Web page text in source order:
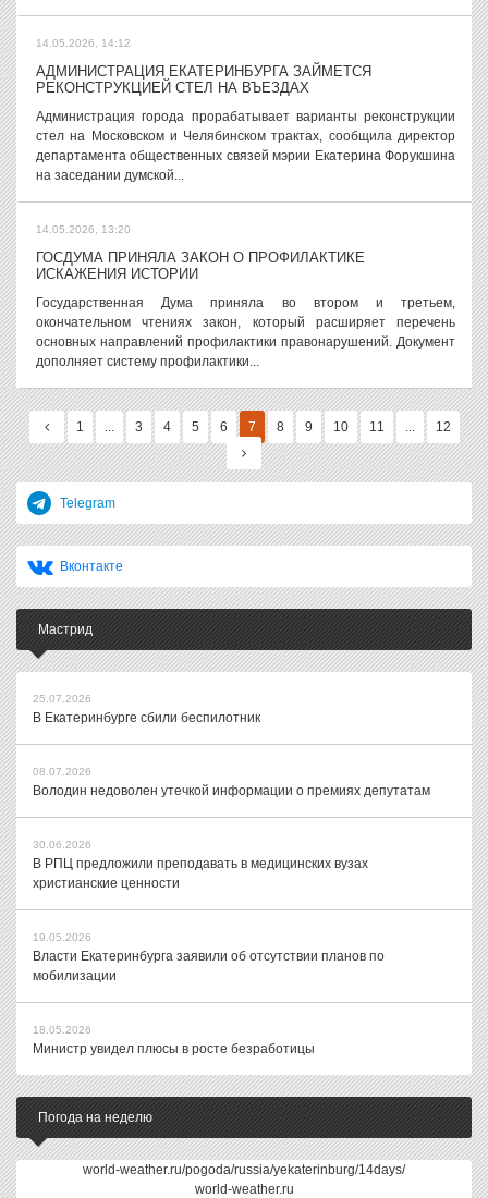
14.05.2026, 14:12
АДМИНИСТРАЦИЯ ЕКАТЕРИНБУРГА ЗАЙМЕТСЯ
РЕКОНСТРУКЦИЕЙ СТЕЛ НА ВЪЕЗДАХ
Администрация города прорабатывает варианты реконструкции
стел на Московском и Челябинском трактах, сообщила директор
департамента общественных связей мэрии Екатерина Форукшина
на заседании думской...
14.05.2026, 13:20
ГОСДУМА ПРИНЯЛА ЗАКОН О ПРОФИЛАКТИКЕ
ИСКАЖЕНИЯ ИСТОРИИ
Государственная Дума приняла во втором и третьем,
окончательном чтениях закон, который расширяет перечень
основных направлений профилактики правонарушений. Документ
дополняет систему профилактики...
1 ... 3 4 5 6 7 8 9 10 11 ... 12
Telegram
Вконтакте
Мастрид
25.07.2026
В Екатеринбурге сбили беспилотник
08.07.2026
Володин недоволен утечкой информации о премиях депутатам
30.06.2026
В РПЦ предложили преподавать в медицинских вузах
христианские ценности
19.05.2026
Власти Екатеринбурга заявили об отсутствии планов по
мобилизации
18.05.2026
Министр увидел плюсы в росте безработицы
Погода на неделю
world-weather.ru/pogoda/russia/yekaterinburg/14days/
world-weather.ru